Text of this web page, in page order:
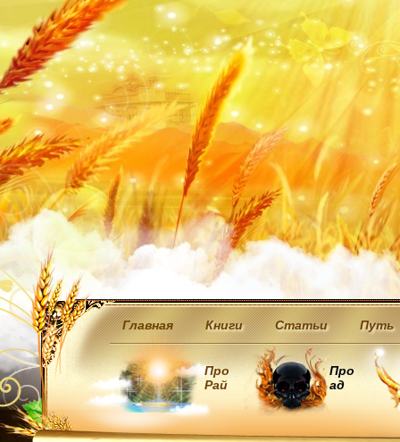
Главная Книги Статьи Путь
Про
Рай
Про
ад